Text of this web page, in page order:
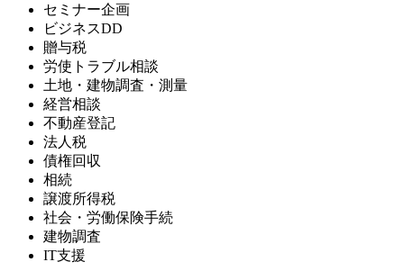
セミナー企画
ビジネスDD
贈与税
労使トラブル相談
土地・建物調査・測量
経営相談
不動産登記
法人税
債権回収
相続
譲渡所得税
社会・労働保険手続
建物調査
IT支援